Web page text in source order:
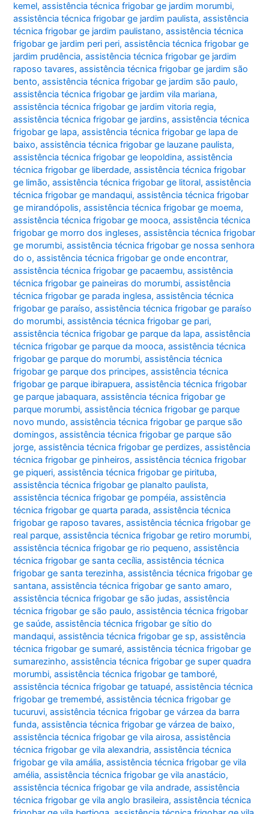
kemel,assistência técnica frigobar ge jardim morumbi,
assistência técnica frigobar ge jardim paulista,assistência
técnica frigobar ge jardim paulistano,assistência técnica
frigobar ge jardim peri peri,assistência técnica frigobar ge
jardim prudência,assistência técnica frigobar ge jardim
raposo tavares,assistência técnica frigobar ge jardim são
bento,assistência técnica frigobar ge jardim são paulo,
assistência técnica frigobar ge jardim vila mariana,
assistência técnica frigobar ge jardim vitoria regia,
assistência técnica frigobar ge jardins,assistência técnica
frigobar ge lapa,assistência técnica frigobar ge lapa de
baixo,assistência técnica frigobar ge lauzane paulista,
assistência técnica frigobar ge leopoldina,assistência
técnica frigobar ge liberdade,assistência técnica frigobar
ge limão,assistência técnica frigobar ge litoral,assistência
técnica frigobar ge mandaqui,assistência técnica frigobar
ge mirandópolis,assistência técnica frigobar ge moema,
assistência técnica frigobar ge mooca,assistência técnica
frigobar ge morro dos ingleses,assistência técnica frigobar
ge morumbi,assistência técnica frigobar ge nossa senhora
do o,assistência técnica frigobar ge onde encontrar,
assistência técnica frigobar ge pacaembu,assistência
técnica frigobar ge paineiras do morumbi,assistência
técnica frigobar ge parada inglesa,assistência técnica
frigobar ge paraíso,assistência técnica frigobar ge paraíso
do morumbi,assistência técnica frigobar ge pari,
assistência técnica frigobar ge parque da lapa,assistência
técnica frigobar ge parque da mooca,assistência técnica
frigobar ge parque do morumbi,assistência técnica
frigobar ge parque dos principes,assistência técnica
frigobar ge parque ibirapuera,assistência técnica frigobar
ge parque jabaquara,assistência técnica frigobar ge
parque morumbi,assistência técnica frigobar ge parque
novo mundo,assistência técnica frigobar ge parque são
domingos,assistência técnica frigobar ge parque são
jorge,assistência técnica frigobar ge perdizes,assistência
técnica frigobar ge pinheiros,assistência técnica frigobar
ge piqueri,assistência técnica frigobar ge pirituba,
assistência técnica frigobar ge planalto paulista,
assistência técnica frigobar ge pompéia,assistência
técnica frigobar ge quarta parada,assistência técnica
frigobar ge raposo tavares,assistência técnica frigobar ge
real parque,assistência técnica frigobar ge retiro morumbi,
assistência técnica frigobar ge rio pequeno,assistência
técnica frigobar ge santa cecília,assistência técnica
frigobar ge santa terezinha,assistência técnica frigobar ge
santana,assistência técnica frigobar ge santo amaro,
assistência técnica frigobar ge são judas,assistência
técnica frigobar ge são paulo,assistência técnica frigobar
ge saúde,assistência técnica frigobar ge sítio do
mandaqui,assistência técnica frigobar ge sp,assistência
técnica frigobar ge sumaré,assistência técnica frigobar ge
sumarezinho,assistência técnica frigobar ge super quadra
morumbi,assistência técnica frigobar ge tamboré,
assistência técnica frigobar ge tatuapé,assistência técnica
frigobar ge tremembé,assistência técnica frigobar ge
tucuruvi,assistência técnica frigobar ge várzea da barra
funda,assistência técnica frigobar ge várzea de baixo,
assistência técnica frigobar ge vila airosa,assistência
técnica frigobar ge vila alexandria,assistência técnica
frigobar ge vila amália,assistência técnica frigobar ge vila
amélia,assistência técnica frigobar ge vila anastácio,
assistência técnica frigobar ge vila andrade,assistência
técnica frigobar ge vila anglo brasileira,assistência técnica